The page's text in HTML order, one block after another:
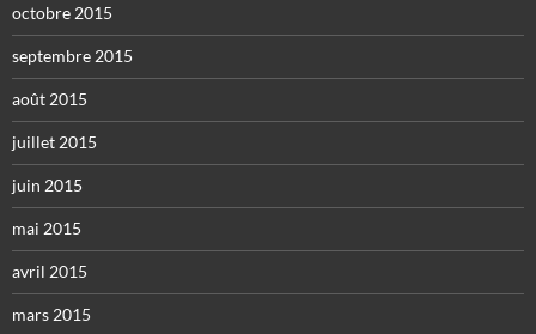
octobre 2015
septembre 2015
août 2015
juillet 2015
juin 2015
mai 2015
avril 2015
mars 2015